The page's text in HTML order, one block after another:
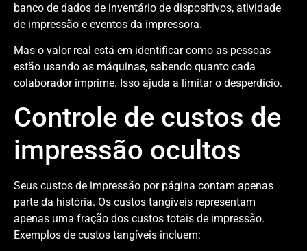
banco de dados de inventário de dispositivos, atividade
de impressão e eventos da impressora.
Mas o valor real está em identificar como as pessoas
estão usando as máquinas, sabendo quanto cada
colaborador imprime. Isso ajuda a limitar o desperdício.
Controle de custos de
impressão ocultos
Seus custos de impressão por página contam apenas
parte da história. Os custos tangíveis representam
apenas uma fração dos custos totais de impressão.
Exemplos de custos tangíveis incluem: